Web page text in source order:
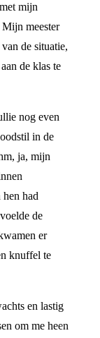
mijn
Mijn meester
de situatie,
de klas te
nog even
in de
ja, mijn
had
de
er
knuffel te
en lastig
om me heen